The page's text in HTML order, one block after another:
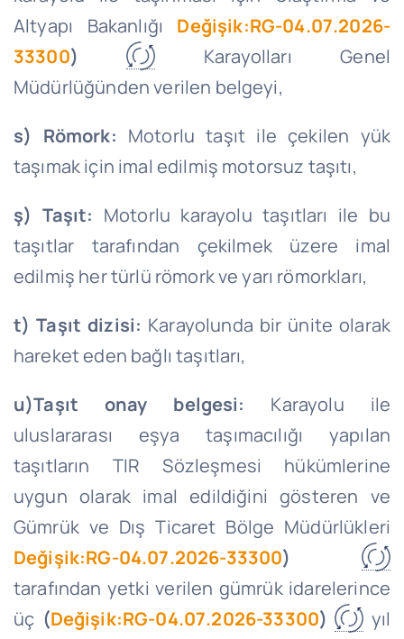
Altyapı Bakanlığı Değişik:RG-04.07.2026-
33300)
Karayolları Genel
Müdürlüğünden verilen belgeyi,
s) Römork: Motorlu taşıt ile çekilen yük
taşımak için imal edilmiş motorsuz taşıtı,
ş) Taşıt: Motorlu karayolu taşıtları ile bu
taşıtlar tarafından çekilmek üzere imal
edilmiş her türlü römork ve yarı römorkları,
t) Taşıt dizisi: Karayolunda bir ünite olarak
hareket eden bağlı taşıtları,
u)Taşıt onay belgesi: Karayolu ile
uluslararası eşya taşımacılığı yapılan
taşıtların TIR Sözleşmesi hükümlerine
uygun olarak imal edildiğini gösteren ve
Gümrük ve Dış Ticaret Bölge Müdürlükleri
Değişik:RG-04.07.2026-33300)
tarafından yetki verilen gümrük idarelerince
üç (Değişik:RG-04.07.2026-33300)
yıl